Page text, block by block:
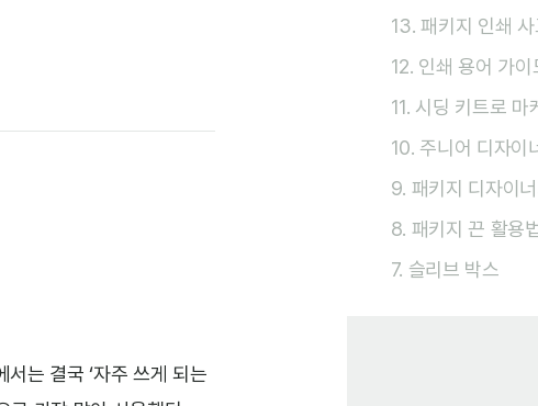
는 결국 ‘자주 쓰게 되는
13. 패키지 인쇄
12. 인쇄 용어 가이
11. 시딩 키트로 마
10. 주니어 디자이
9. 패키지 디자이
8. 패키지 끈 활용
7. 슬리브 박스